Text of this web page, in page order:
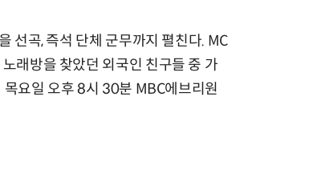
선곡, 즉석 단체 군무까지 펼친다. MC
래방을 찾았던 외국인 친구들 중 가
요일 오후 8시 30분 MBC에브리원